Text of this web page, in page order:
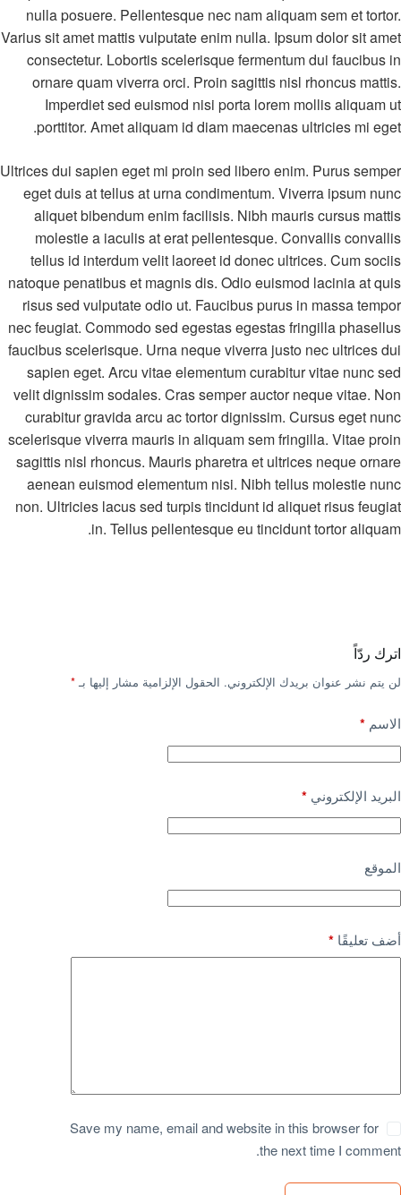
nulla posuere. Pellentesque nec nam aliquam sem et tortor.
Varius sit amet mattis vulputate enim nulla. Ipsum dolor sit amet
consectetur. Lobortis scelerisque fermentum dui faucibus in
ornare quam viverra orci. Proin sagittis nisl rhoncus mattis.
Imperdiet sed euismod nisi porta lorem mollis aliquam ut
porttitor. Amet aliquam id diam maecenas ultricies mi eget.
Ultrices dui sapien eget mi proin sed libero enim. Purus semper
eget duis at tellus at urna condimentum. Viverra ipsum nunc
aliquet bibendum enim facilisis. Nibh mauris cursus mattis
molestie a iaculis at erat pellentesque. Convallis convallis
tellus id interdum velit laoreet id donec ultrices. Cum sociis
natoque penatibus et magnis dis. Odio euismod lacinia at quis
risus sed vulputate odio ut. Faucibus purus in massa tempor
nec feugiat. Commodo sed egestas egestas fringilla phasellus
faucibus scelerisque. Urna neque viverra justo nec ultrices dui
sapien eget. Arcu vitae elementum curabitur vitae nunc sed
velit dignissim sodales. Cras semper auctor neque vitae. Non
curabitur gravida arcu ac tortor dignissim. Cursus eget nunc
scelerisque viverra mauris in aliquam sem fringilla. Vitae proin
sagittis nisl rhoncus. Mauris pharetra et ultrices neque ornare
aenean euismod elementum nisi. Nibh tellus molestie nunc
non. Ultricies lacus sed turpis tincidunt id aliquet risus feugiat
in. Tellus pellentesque eu tincidunt tortor aliquam.
اترك ردّاً
لن يتم نشر عنوان بريدك الإلكتروني. الحقول الإلزامية مشار إليها بـ *
الاسم *
البريد الإلكتروني *
الموقع
أضف تعليقًا *
Save my name, email and website in this browser for
the next time I comment.